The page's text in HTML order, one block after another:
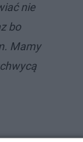
nie
bo
Mamy